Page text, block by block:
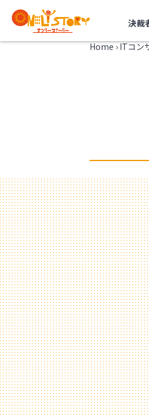
決裁
Home › ITコン